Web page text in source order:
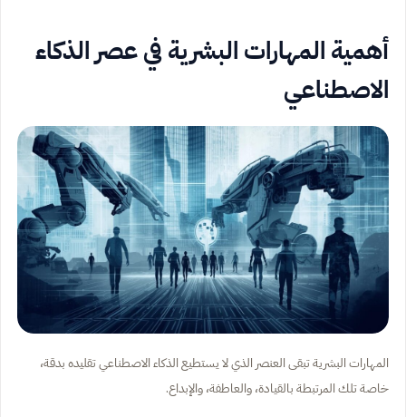
أهمية المهارات البشرية في عصر الذكاء
الاصطناعي
المهارات البشرية تبقى العنصر الذي لا يستطيع الذكاء الاصطناعي تقليده بدقة،
خاصة تلك المرتبطة بالقيادة، والعاطفة، والإبداع.